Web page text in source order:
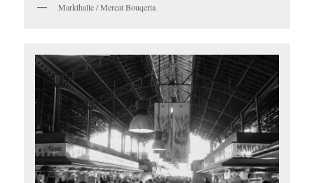
Markthalle / Mercat Bouqeria